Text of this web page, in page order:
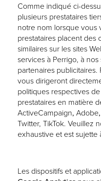
Comme indiqué ci-
plusieurs prestataires
notre nom lorsque vous
prestataires placent
similaires sur les sites
services à Perrigo, à
partenaires
vous dirigeront
politiques respectives
prestataires en matière
ActiveCampaign, Adobe,
Twitter, TikTok. Veuillez
exhaustive et est sujette
Les dispositifs et